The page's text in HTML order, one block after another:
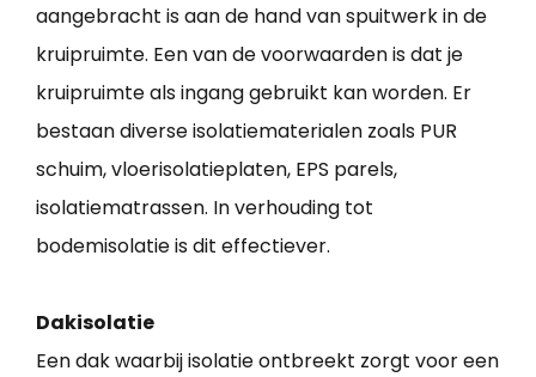
aangebracht is aan de hand van spuitwerk in de
kruipruimte. Een van de voorwaarden is dat je
kruipruimte als ingang gebruikt kan worden. Er
bestaan diverse isolatiematerialen zoals PUR
schuim, vloerisolatieplaten, EPS parels,
isolatiematrassen. In verhouding tot
bodemisolatie is dit effectiever.
Dakisolatie
Een dak waarbij isolatie ontbreekt zorgt voor een